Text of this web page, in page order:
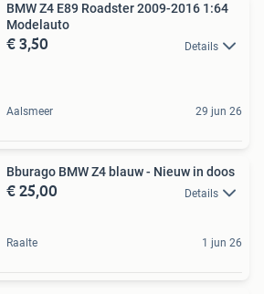
BMW Z4 E89 Roadster 2009-2016 1:64
Modelauto
€ 3,50 Details
Aalsmeer 29 jun 26
Bburago BMW Z4 blauw - Nieuw in doos
€ 25,00 Details
Raalte 1 jun 26